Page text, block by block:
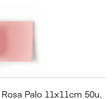
Palo 11x11cm 50u.